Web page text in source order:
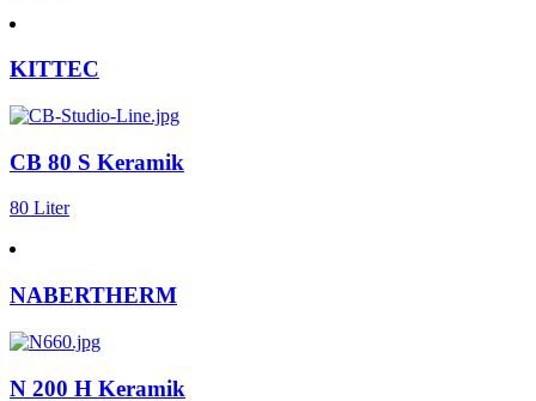
KITTEC
CB 80 S Keramik
80 Liter
NABERTHERM
N 200 H Keramik